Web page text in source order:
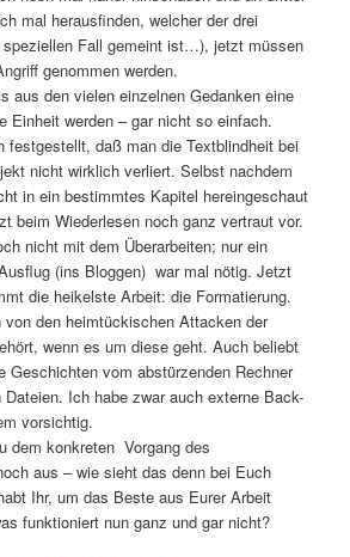
mal herausfinden, welcher der drei
speziellen Fall gemeint ist…), jetzt müssen
genommen werden.
aus den vielen einzelnen Gedanken eine
Einheit werden – gar nicht so einfach.
festgestellt, daß man die Textblindheit bei
nicht wirklich verliert. Selbst nachdem
in ein bestimmtes Kapitel hereingeschaut
beim Wiederlesen noch ganz vertraut vor.
nicht mit dem Überarbeiten; nur ein
(ins Bloggen) war mal nötig. Jetzt
die heikelste Arbeit: die Formatierung.
den heimtückischen Attacken der
wenn es um diese geht. Auch beliebt
Geschichten vom abstürzenden Rechner
Ich habe zwar auch externe Back-
vorsichtig.
dem konkreten Vorgang des
aus – wie sieht das denn bei Euch
Ihr, um das Beste aus Eurer Arbeit
funktioniert nun ganz und gar nicht?